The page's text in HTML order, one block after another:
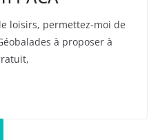
loisirs, permettez-moi de
à proposer à